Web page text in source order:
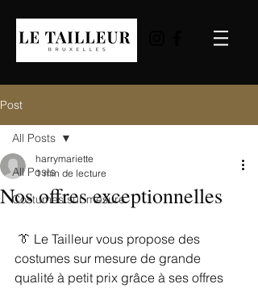
Post
All Posts
Costumes sur mesure
All Posts
Nos offres exceptionnelles
harrymariette
1 min de lecture
costumes sur mesure de grande
qualité à petit prix grâce à ses offres